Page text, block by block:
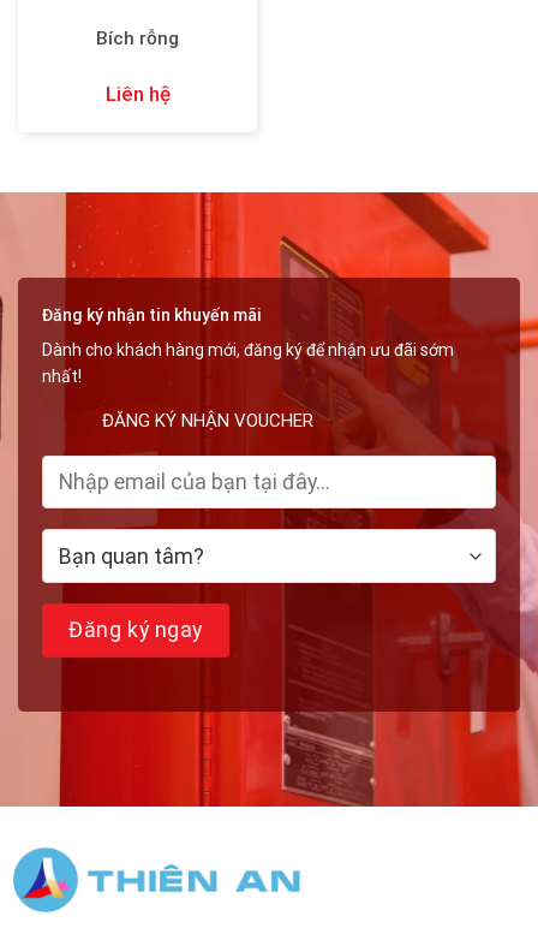
Bích rỗng
Liên hệ
Đăng ký nhận tin khuyến mãi
Dành cho khách hàng mới, đăng ký để nhận ưu đãi sớm
nhất!
ĐĂNG KÝ NHẬN VOUCHER